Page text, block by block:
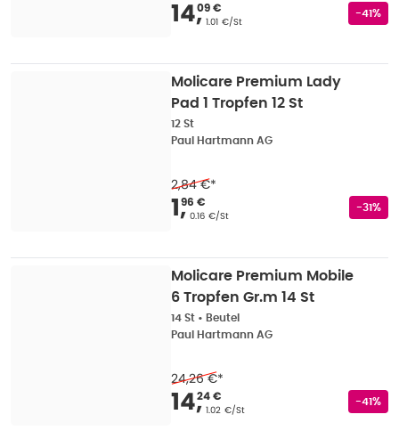
Verkaufspreis
14,
09 €
Grundpreis
1.01 €/St
-41%
Molicare Premium Lady
Pad 1 Tropfen 12 St
12 St
Paul Hartmann AG
2,84 €*
Verkaufspreis 1,96
1,
96 €
Grundpreis
0.16 €/St
-31%
Molicare Premium Mobile
6 Tropfen Gr.m 14 St
14 St • Beutel
Paul Hartmann AG
24,26 €*
Verkaufspreis
14,
24 €
Grundpreis
1.02 €/St
-41%